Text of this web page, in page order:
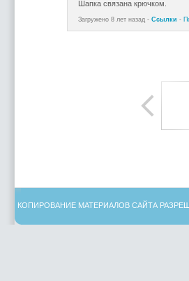
Шапка связана крючком.
Загружено 8 лет назад - Ссылки -
КОПИРОВАНИЕ МАТЕРИАЛОВ САЙТА